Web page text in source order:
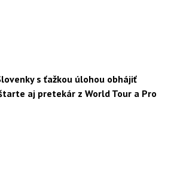
s ťažkou úlohou obhájiť
aj pretekár z World Tour a Pro